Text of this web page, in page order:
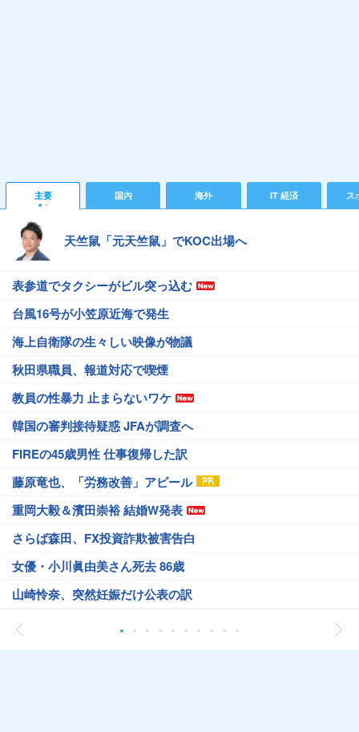
主要 国内 海外 IT 経済 ス
天竺鼠「元天竺鼠」でKOC出場へ
表参道でタクシーがビル突っ込む
台風16号が小笠原近海で発生
海上自衛隊の生々しい映像が物議
秋田県職員、報道対応で喫煙
教員の性暴力 止まらないワケ
韓国の審判接待疑惑 JFAが調査へ
FIREの45歳男性 仕事復帰した訳
藤原竜也、「労務改善」アピール
重岡大毅＆濱田崇裕 結婚W発表
さらば森田、FX投資詐欺被害告白
女優・小川眞由美さん死去 86歳
山崎怜奈、突然妊娠だけ公表の訳